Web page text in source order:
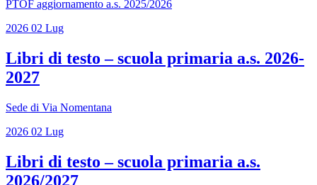
PTOF aggiornamento a.s. 2025/2026
2026 02 Lug
Libri di testo – scuola primaria a.s. 2026-
2027
Sede di Via Nomentana
2026 02 Lug
Libri di testo – scuola primaria a.s.
2026/2027